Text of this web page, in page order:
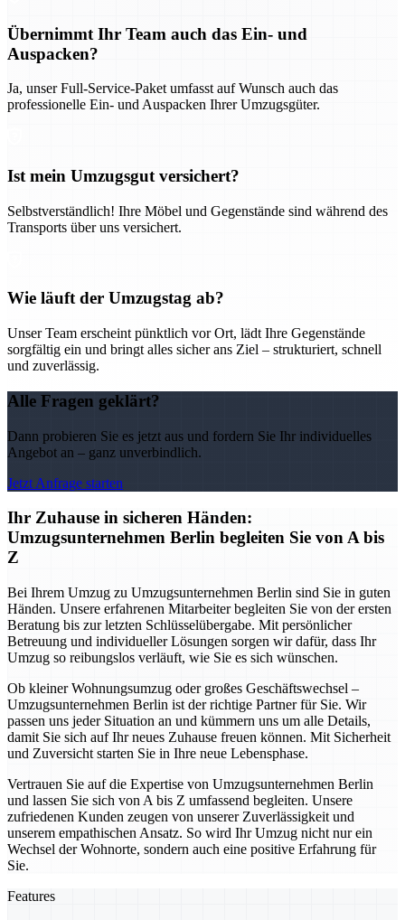
Übernimmt Ihr Team auch das Ein- und
Auspacken?
Ja, unser Full-Service-Paket umfasst auf Wunsch auch das
professionelle Ein- und Auspacken Ihrer Umzugsgüter.
Ist mein Umzugsgut versichert?
Selbstverständlich! Ihre Möbel und Gegenstände sind während des
Transports über uns versichert.
Wie läuft der Umzugstag ab?
Unser Team erscheint pünktlich vor Ort, lädt Ihre Gegenstände
sorgfältig ein und bringt alles sicher ans Ziel – strukturiert, schnell
und zuverlässig.
Alle Fragen geklärt?
Dann probieren Sie es jetzt aus und fordern Sie Ihr individuelles
Angebot an – ganz unverbindlich.
Jetzt Anfrage starten
Ihr Zuhause in sicheren Händen:
Umzugsunternehmen Berlin begleiten Sie von A bis
Z
Bei Ihrem Umzug zu Umzugsunternehmen Berlin sind Sie in guten
Händen. Unsere erfahrenen Mitarbeiter begleiten Sie von der ersten
Beratung bis zur letzten Schlüsselübergabe. Mit persönlicher
Betreuung und individueller Lösungen sorgen wir dafür, dass Ihr
Umzug so reibungslos verläuft, wie Sie es sich wünschen.
Ob kleiner Wohnungsumzug oder großes Geschäftswechsel –
Umzugsunternehmen Berlin ist der richtige Partner für Sie. Wir
passen uns jeder Situation an und kümmern uns um alle Details,
damit Sie sich auf Ihr neues Zuhause freuen können. Mit Sicherheit
und Zuversicht starten Sie in Ihre neue Lebensphase.
Vertrauen Sie auf die Expertise von Umzugsunternehmen Berlin
und lassen Sie sich von A bis Z umfassend begleiten. Unsere
zufriedenen Kunden zeugen von unserer Zuverlässigkeit und
unserem empathischen Ansatz. So wird Ihr Umzug nicht nur ein
Wechsel der Wohnorte, sondern auch eine positive Erfahrung für
Sie.
Features